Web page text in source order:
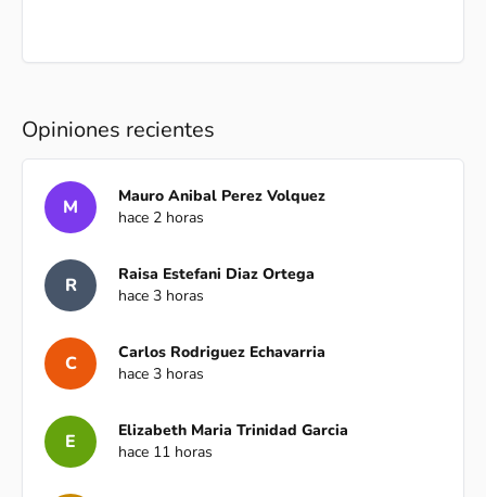
Opiniones recientes
M
Mauro Anibal Perez Volquez
hace 2 horas
R
Raisa Estefani Diaz Ortega
hace 3 horas
C
Carlos Rodriguez Echavarria
hace 3 horas
E
Elizabeth Maria Trinidad Garcia
hace 11 horas